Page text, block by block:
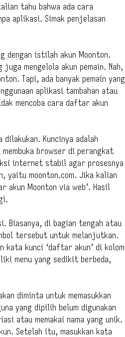
tahu bahwa ada cara
aplikasi. Simak penjelasan
dengan istilah akun Moonton.
juga mengelola akun pemain. Nah,
Tapi, ada banyak pemain yang
aplikasi tambahan atau
mencoba cara daftar akun
Kuncinya adalah
membuka browser di perangkat
internet stabil agar prosesnya
yaitu moonton.com. Jika kalian
akun Moonton via web’. Hasil
Biasanya, di bagian tengah atau
tersebut untuk melanjutkan.
kata kunci ‘daftar akun’ di kolom
menu yang sedikit berbeda,
diminta untuk memasukkan
yang dipilih belum digunakan
atau memakai nama yang unik.
Setelah itu, masukkan kata